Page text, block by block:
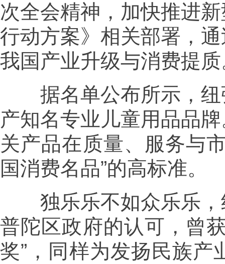
次全会精神，加快推进
行动方案》相关部署，
我国产业升级与消费提
据名单公布所示，纽
产知名专业儿童用品品
关产品在质量、服务与
国消费名品”的高标准。
独乐乐不如众乐乐，
普陀区政府的认可，曾
奖”，同样为发扬民族